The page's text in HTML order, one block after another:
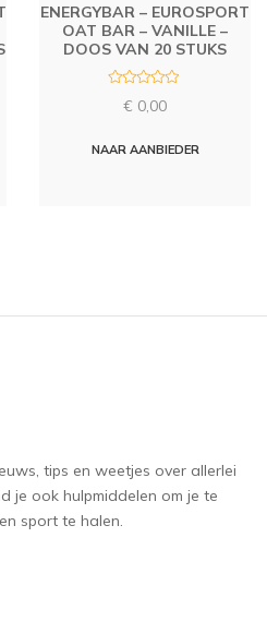
ENERGYBAR – EUROSPORT
OAT BAR – VANILLE –
DOOS VAN 20 STUKS
d
€ 0,00
NAAR AANBIEDER
tips en weetjes over allerlei
je ook hulpmiddelen om je te
sport te halen.